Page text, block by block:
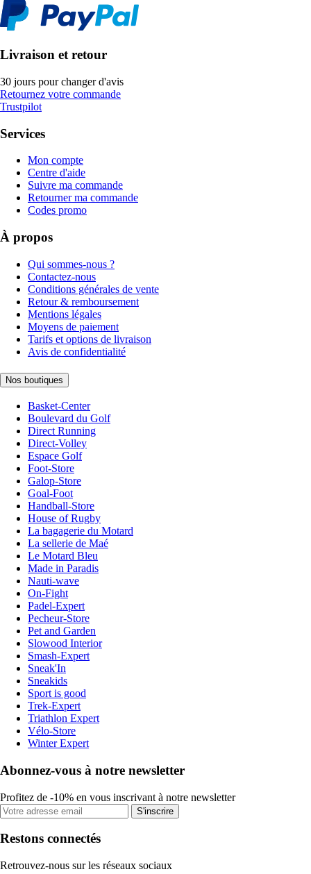
Livraison et retour
30 jours pour changer d'avis
Retournez votre commande
Trustpilot
Services
Mon compte
Centre d'aide
Suivre ma commande
Retourner ma commande
Codes promo
À propos
Qui sommes-nous ?
Contactez-nous
Conditions générales de vente
Retour & remboursement
Mentions légales
Moyens de paiement
Tarifs et options de livraison
Avis de confidentialité
Nos boutiques
Basket-Center
Boulevard du Golf
Direct Running
Direct-Volley
Espace Golf
Foot-Store
Galop-Store
Goal-Foot
Handball-Store
House of Rugby
La bagagerie du Motard
La sellerie de Maé
Le Motard Bleu
Made in Paradis
Nauti-wave
On-Fight
Padel-Expert
Pecheur-Store
Pet and Garden
Slowood Interior
Smash-Expert
Sneak'In
Sneakids
Sport is good
Trek-Expert
Triathlon Expert
Vélo-Store
Winter Expert
Abonnez-vous à notre newsletter
Profitez de -10% en vous inscrivant à notre newsletter
S'inscrire
Restons connectés
Retrouvez-nous sur les réseaux sociaux